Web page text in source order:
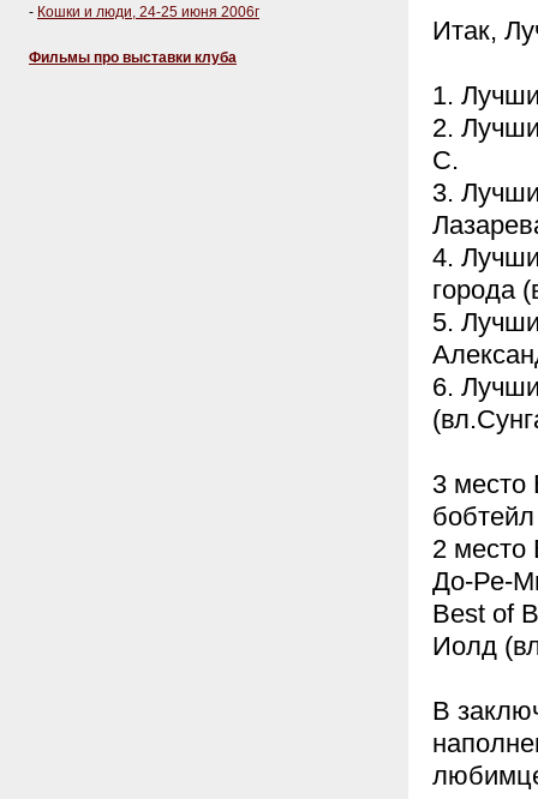
- Кошки и люди, 24-25 июня 2006г
Фильмы про выставки клуба
Итак,
1.
2.
С.
3.
4.
города
5.
6.
3 место
2 место
До-Ре-
Best of
Иолд
В